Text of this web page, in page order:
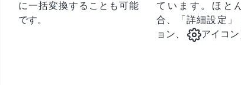
に一括変換することも可能
です。
ています。ほと
合、「詳細設定」
ョン、
アイコン